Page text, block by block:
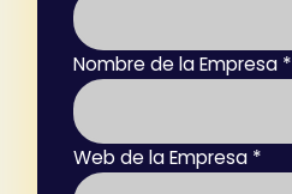
Nombre de la Empresa *
Web de la Empresa *